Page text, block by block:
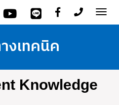
งเทคนิค
Knowledge